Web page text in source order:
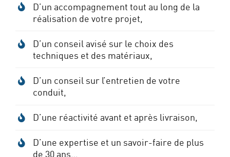
D’un accompagnement tout au long de la
réalisation de votre projet,
D’un conseil avisé sur le choix des
techniques et des matériaux,
D’un conseil sur l’entretien de votre
conduit,
D’une réactivité avant et après livraison,
D’une expertise et un savoir-faire de plus
de 30 ans…